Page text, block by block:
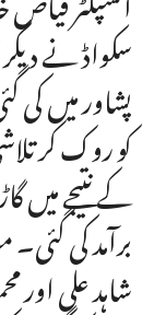
سکواڈ نے
پشاور میں
برآمد کی
شاہد علی اور